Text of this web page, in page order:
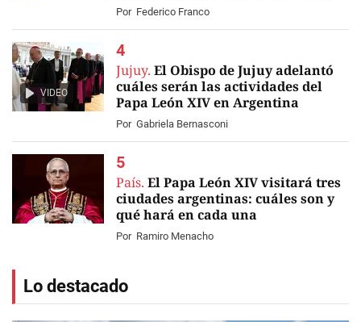
Por Federico Franco
VIDEO
Jujuy. El Obispo de Jujuy adelantó
cuáles serán las actividades del
Papa León XIV en Argentina
Por Gabriela Bernasconi
País. El Papa León XIV visitará tres
ciudades argentinas: cuáles son y
qué hará en cada una
Por Ramiro Menacho
Lo destacado